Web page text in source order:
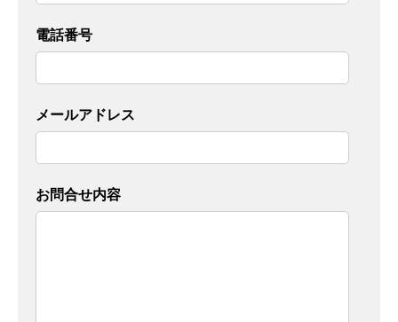
電話番号
メールアドレス
お問合せ内容